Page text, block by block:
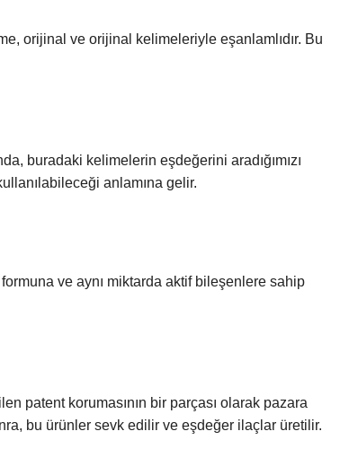
orijinal ve orijinal kelimeleriyle eşanlamlıdır. Bu
buradaki kelimelerin eşdeğerini aradığımızı
anlamına gelir.
ve aynı miktarda aktif bileşenlere sahip
patent korumasının bir parçası olarak pazara
bu ürünler sevk edilir ve eşdeğer ilaçlar üretilir.